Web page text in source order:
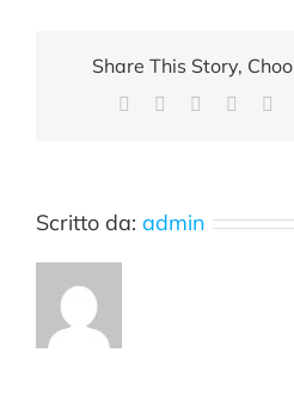
Share This Story,
Facebook Reddit
Scritto da: admin